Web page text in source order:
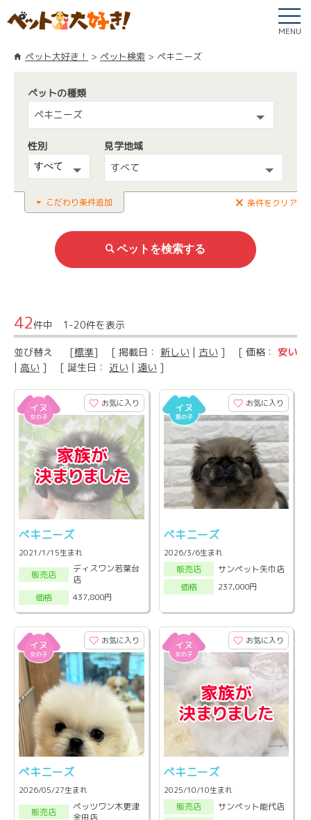
MENU
ペット大好き！ ペット検索 ペキニーズ
ペットの種類
ペキニーズ
性別
見学地域
すべて
こだわり条件追加 条件をクリア
42件中 1-20件を表示
並び替え [標準] [ 掲載日： 新しい | 古い ] [ 価格： 安い
| 高い ] [ 誕生日： 近い | 遠い ]
お気に入り
ペキニーズ
2021/1/15生まれ
販売店
ディスワン若葉台
店
価格
437,800円
お気に入り
ペキニーズ
2026/3/6生まれ
販売店
サンペット矢巾店
価格
237,000円
お気に入り
ペキニーズ
2026/05/27生まれ
販売店
ペッツワン木更津
金田店
お気に入り
ペキニーズ
2025/10/10生まれ
販売店
サンペット能代店